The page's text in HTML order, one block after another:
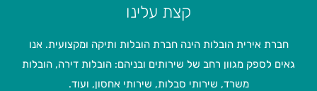
קצת עלינו
חברת אירית הובלות הינה חברת הובלות ותיקה ומקצועית. אנו
גאים לספק מגוון רחב של שירותים ובניהם: הובלות דירה, הובלות
משרד, שירותי סבלות, שירותי אחסון, ועוד.